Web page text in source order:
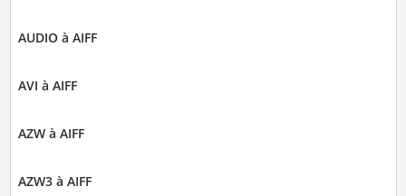
AUDIO à AIFF
AVI à AIFF
AZW à AIFF
AZW3 à AIFF